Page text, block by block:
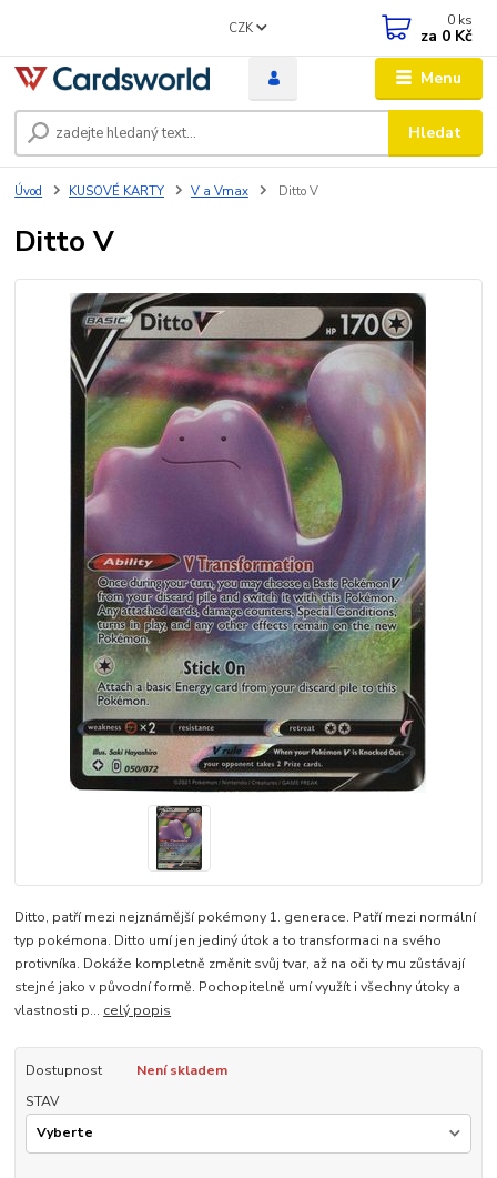
Menu
CZK
Hledat
0 ks
za 0 Kč
Úvod KUSOVÉ KARTY V a Vmax Ditto V
Ditto V
Ditto, patří mezi nejznámější pokémony 1. generace. Patří mezi normální
typ pokémona. Ditto umí jen jediný útok a to transformaci na svého
protivníka. Dokáže kompletně změnit svůj tvar, až na oči ty mu zůstávají
stejné jako v původní formě. Pochopitelně umí využít i všechny útoky a
vlastnosti p... celý popis
Dostupnost
Není skladem
STAV